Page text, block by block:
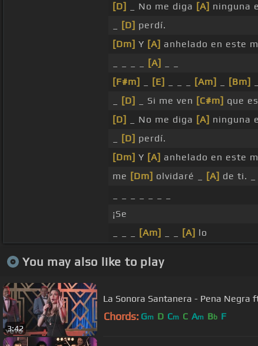
[D]
_ No me diga [A] ninguna
[D] perdí.
[Dm] Y [A] anhelado en este
[A]
[F#m]
[E] [Am] [Bm]
[D] _ Si me ven [C#m] que
[D]
_ No me diga [A] ninguna
[D] perdí.
[Dm] Y [A] anhelado en este
me [Dm] olvidaré _ [A] de ti. _
¡Se
[Am] [A] lo
You may also like to play
3:42
La Sonora Santanera - Pena Negra
Chords: Gm D Cm C Am Bb F